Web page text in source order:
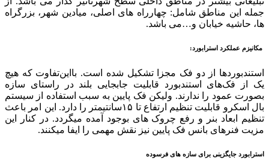
جمله این مناطق شامل: چهارراه های اصلی، میادین شهر، بزرگراه
ها، حاشیه خیابان و…می باشد.
مکانیزم عملکرد استرابورد:
استندبوردها از دو فک مجزا تشکیل شده است. بااین‌تفاوت که هیچ
یک از فک‌های استندبورد قابلیت جابجایی بلند در راستای سازه
بصورت عمود را ندارند. ولیکن فک پایین به سبب استفاده از سیستم
بال اسکرو قابلیت تنظیم ارتفاع تا ۱۵سانتیمتر را دارد. این امر باعث
تنظیم ابعاد بنر و رفع چروک های بوجود آمده میگردد. در کنار این
مزیت فنرهای بانس فک پایین نیز نقش مهمی را ایفا میکنند.
استرابورد جایگزینی برای سازه های فرسوده